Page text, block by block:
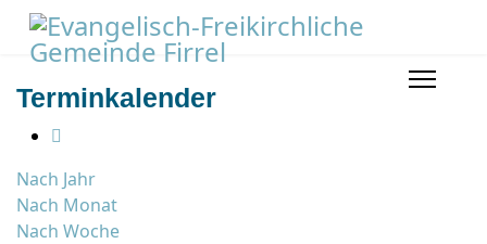
Terminkalender
Nach Jahr
Nach Monat
Nach Woche